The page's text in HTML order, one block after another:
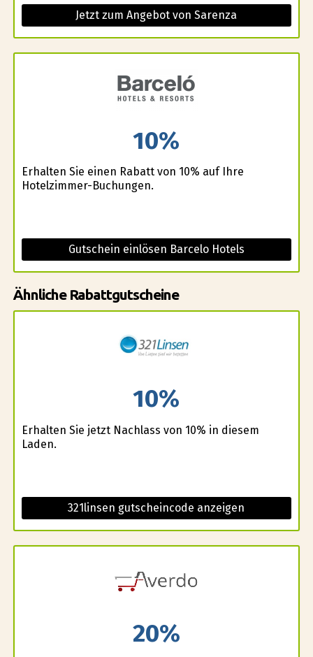
Jetzt zum Angebot von Sarenza
10%
Erhalten Sie einen Rabatt von 10% auf Ihre
Hotelzimmer-Buchungen.
Gutschein einlösen Barcelo Hotels
Ähnliche Rabattgutscheine
10%
Erhalten Sie jetzt Nachlass von 10% in diesem
Laden.
321linsen gutscheincode anzeigen
20%